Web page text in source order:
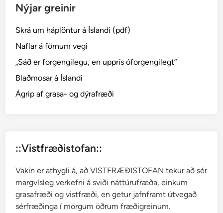
a
Nýjar greinir
Skrá um háplöntur á Íslandi (pdf)
Naflar á förnum vegi
„Sáð er forgengilegu, en upprís óforgengilegt“
Blaðmosar á Íslandi
Ágrip af grasa- og dýrafræði
::Vistfræðistofan::
Vakin er athygli á, að VISTFRÆÐISTOFAN tekur að sér
margvísleg verkefni á sviði náttúrufræða, einkum
grasafræði og vistfræði, en getur jafnframt útvegað
sérfræðinga í mörgum öðrum fræðigreinum.